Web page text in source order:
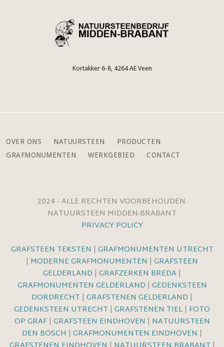
Kortakker 6-8, 4264 AE Veen
OVER ONS NATUURSTEEN
PRODUCTEN
GRAFMONUMENTEN
WERKGEBIED CONTACT
2024 - ALLE RECHTEN VOORBEHOUDEN.
NATUURSTEEN MIDDEN-BRABANT
PRIVACY POLICY
GRAFSTEEN TEKSTEN | GRAFMONUMENTEN UTRECHT
| MODERNE GRAFMONUMENTEN | GRAFSTEEN
GELDERLAND | GRAFZERKEN BREDA|
GRAFMONUMENTEN GELDERLAND | GEDENKSTEEN
DORDRECHT | GRAFSTENEN GELDERLAND |
GEDENKSTEEN UTRECHT | GRAFSTENEN TIEL| FOTO
OP GRAF| GRAFSTEEN EINDHOVEN | NATUURSTEEN
DEN BOSCH | GRAFMONUMENTEN EINDHOVEN |